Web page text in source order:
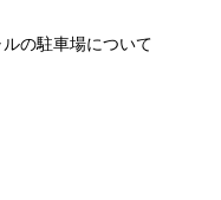
の駐車場について